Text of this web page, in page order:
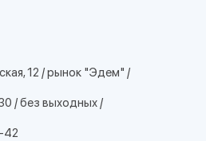
12 / рынок "Эдем" /
/ без выходных /
42